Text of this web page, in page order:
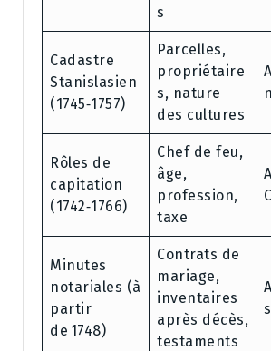
s
Cadastre
Stanislasien
(1745‑1757)
Parcelles,
propriétaire
s, nature
des cultures
Rôles de
capitation
(1742‑1766)
Chef de feu,
âge,
profession,
taxe
Minutes
notariales (à
partir
de 1748)
Contrats de
mariage,
inventaires
après décès,
testaments